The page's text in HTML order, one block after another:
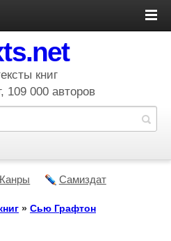
книг
109 000 авторов
Самиздат
» Сью Графтон